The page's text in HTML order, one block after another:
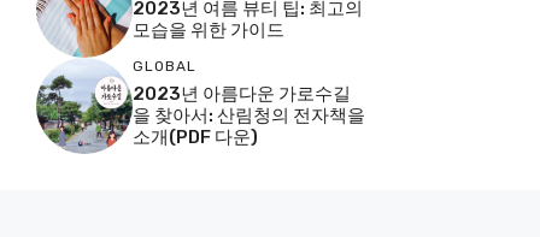
2023년 여름 뷰티 팁: 최고의
모습을 위한 가이드
GLOBAL
2023년 아름다운 가로수길
을 찾아서: 산림청의 전자책을
소개(PDF 다운)